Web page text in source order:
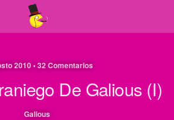
2010 • 32 Comentarios
De Galious (I)
Galious